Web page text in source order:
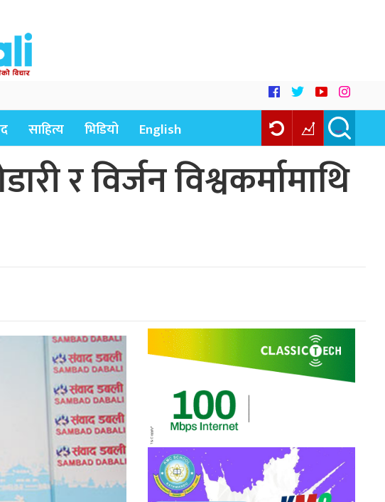
साहित्य भिडियो English
र विर्जन विश्वकर्मामाथि